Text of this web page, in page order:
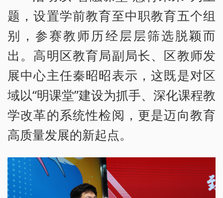
题，设置学前教育至中职教育五个组
别，参赛教师历经层层筛选脱颖而
出。高明区教育局副局长、区教师发
展中心主任秦昭昭表示，这既是对区
域以“明课堂”建设为抓手、深化课程教
学改革的系统性检阅，更是迈向教育
高质量发展的新起点。